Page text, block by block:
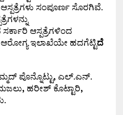
ಸಂಪೂರ್ಣ ಸೊರಗಿವೆ.
ಆಸ್ಪತ್ರೆಗಳಿಂದ
ಇಲಾಖೆಯೇ ಹದಗೆಟ್ಟಿದೆ
ಪೊನ್ನೊಟ್ಟು, ಎಲ್.ಎನ್.
, ಹರೀಶ್ ಕೊಟ್ಟಾರಿ,